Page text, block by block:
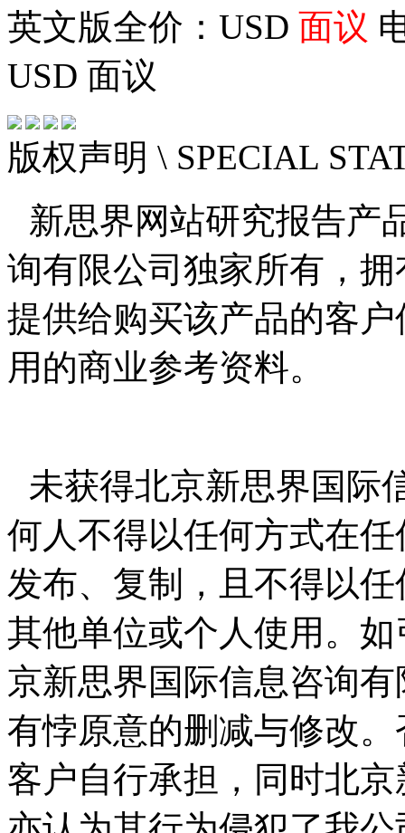
英文版全价：USD 面议
USD 面议
版权声明 \ SPECIAL
新思界网站研究报告产
询有限公司独家所有，
提供给购买该产品的客
用的商业参考资料。
未获得北京新思界国际
何人不得以任何方式在
发布、复制，且不得以
其他单位或个人使用。
京新思界国际信息咨询
有悖原意的删减与修改
客户自行承担，同时北